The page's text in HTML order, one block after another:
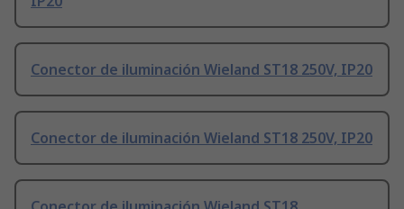
Conector de iluminación Wieland ST18 250V, IP20
Conector de iluminación Wieland ST18 250V, IP20